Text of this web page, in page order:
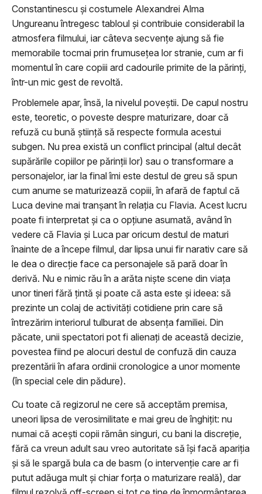
Constantinescu și costumele Alexandrei Alma
Ungureanu întregesc tabloul și contribuie considerabil la
atmosfera filmului, iar câteva secvențe ajung să fie
memorabile tocmai prin frumusețea lor stranie, cum ar fi
momentul în care copiii ard cadourile primite de la părinți,
într-un mic gest de revoltă.
Problemele apar, însă, la nivelul poveștii. De capul nostru
este, teoretic, o poveste despre maturizare, doar că
refuză cu bună știință să respecte formula acestui
subgen. Nu prea există un conflict principal (altul decât
supărările copiilor pe părinții lor) sau o transformare a
personajelor, iar la final îmi este destul de greu să spun
cum anume se maturizează copiii, în afară de faptul că
Luca devine mai tranșant în relația cu Flavia. Acest lucru
poate fi interpretat și ca o opțiune asumată, având în
vedere că Flavia și Luca par oricum destul de maturi
înainte de a începe filmul, dar lipsa unui fir narativ care să
le dea o direcție face ca personajele să pară doar în
derivă. Nu e nimic rău în a arăta niște scene din viața
unor tineri fără țintă și poate că asta este și ideea: să
prezinte un colaj de activități cotidiene prin care să
întrezărim interiorul tulburat de absența familiei. Din
păcate, unii spectatori pot fi alienați de această decizie,
povestea fiind pe alocuri destul de confuză din cauza
prezentării în afara ordinii cronologice a unor momente
(în special cele din pădure).
Cu toate că regizorul ne cere să acceptăm premisa,
uneori lipsa de verosimilitate e mai greu de înghițit: nu
numai că acești copii rămân singuri, cu bani la discreție,
fără ca vreun adult sau vreo autoritate să își facă apariția
și să le spargă bula ca de basm (o intervenție care ar fi
putut adăuga mult și chiar forța o maturizare reală), dar